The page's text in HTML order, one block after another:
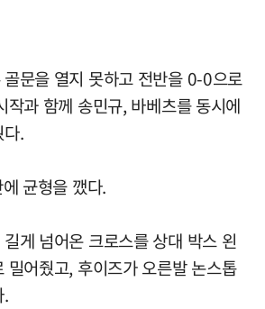
문을 열지 못하고 전반을 0-0으로
작과 함께 송민규, 바베츠를 동시에
.
균형을 깼다.
게 넘어온 크로스를 상대 박스 왼
밀어줬고, 후이즈가 오른발 논스톱
.